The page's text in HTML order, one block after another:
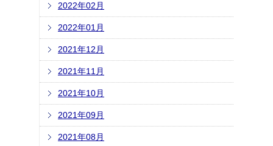
2022年02月
2022年01月
2021年12月
2021年11月
2021年10月
2021年09月
2021年08月